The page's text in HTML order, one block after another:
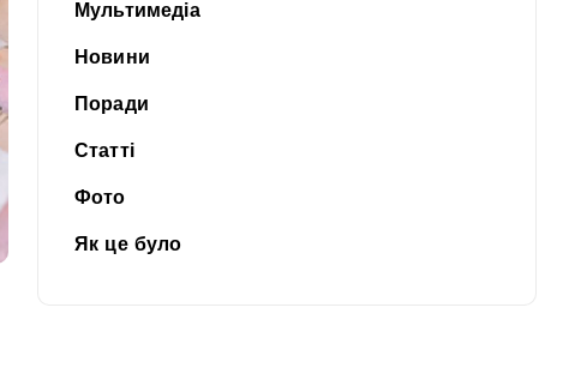
Мультимедіа
Новини
Поради
Статті
Фото
Як це було